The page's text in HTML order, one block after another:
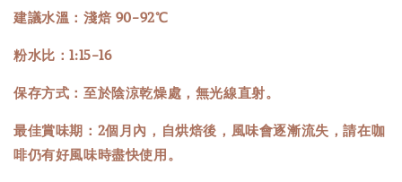
建議水溫：淺焙 90-92℃
粉水比：1:15-16
保存方式：至於陰涼乾燥處，無光線直射。
最佳賞味期：2個月內，自烘焙後，風味會逐漸流失，請在咖
啡仍有好風味時盡快使用。